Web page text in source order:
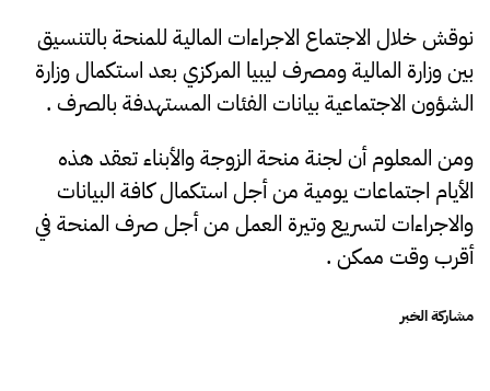
نوقش خلال الاجتماع الاجراءات المالية للمنحة بالتنسيق
بين وزارة المالية ومصرف ليبيا المركزي بعد استكمال وزارة
الشؤون الاجتماعية بيانات الفئات المستهدفة بالصرف .
ومن المعلوم أن لجنة منحة الزوجة والأبناء تعقد هذه
الأيام اجتماعات يومية من أجل استكمال كافة البيانات
والاجراءات لتسريع وتيرة العمل من أجل صرف المنحة في
أقرب وقت ممكن .
مشاركة الخبر